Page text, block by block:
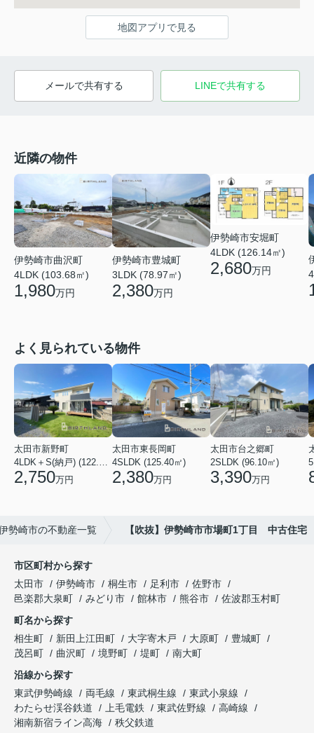
地図アプリで見る
メールで共有する LINEで共有する
近隣の物件
伊勢崎市曲沢町
4LDK (103.68㎡)
1,980万円
伊勢崎市豊城町
3LDK (78.97㎡)
2,380万円
伊勢崎市安堀町
4LDK (126.14㎡)
2,680万円
よく見られている物件
太田市新野町
4LDK＋S(納戸) (122.55㎡)
2,750万円
太田市東長岡町
4SLDK (125.40㎡)
2,380万円
太田市台之郷町
2SLDK (96.10㎡)
3,390万円
勢崎市の不動産一覧 【吹抜】伊勢崎市市場町1丁目 中古住宅
市区町村から探す
太田市
伊勢崎市 桐生市 足利市
佐野市
邑楽郡大泉町
みどり市 館林市 熊谷市
佐波郡玉村町
町名から探す
相生町
新田上江田町 大字寄木戸 大原町
豊城町
茂呂町
曲沢町 境野町 堤町
南大町
沿線から探す
東武伊勢崎線
両毛線 東武桐生線
東武小泉線
わたらせ渓谷鉄道
上毛電鉄 東武佐野線
高崎線
湘南新宿ライン高海
秩父鉄道